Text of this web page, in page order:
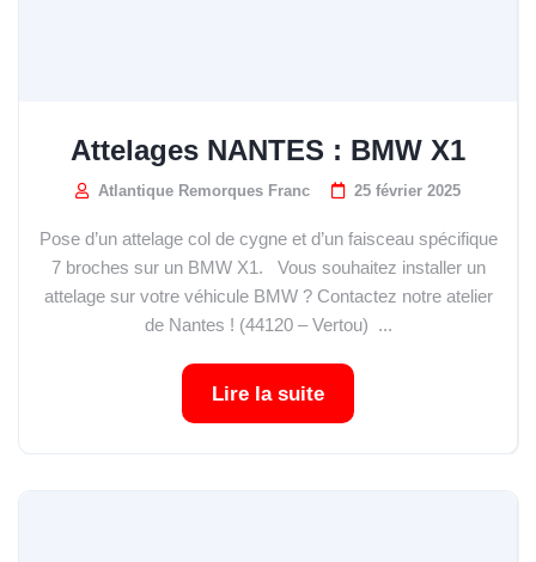
Attelages NANTES : BMW X1
Atlantique Remorques Franc 25 février 2025
Pose d’un attelage col de cygne et d’un faisceau spécifique
7 broches sur un BMW X1. Vous souhaitez installer un
attelage sur votre véhicule BMW ? Contactez notre atelier
de Nantes ! (44120 – Vertou) ...
Lire la suite